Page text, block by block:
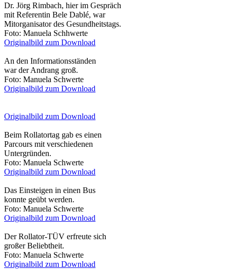
Dr. Jörg Rimbach, hier im Gespräch
mit Referentin Bele Dablé, war
Mitorganisator des Gesundheitstags.
Foto: Manuela Schhwerte
Originalbild zum Download
An den Informationsständen
war der Andrang groß.
Foto: Manuela Schwerte
Originalbild zum Download
Originalbild zum Download
Beim Rollatortag gab es einen
Parcours mit verschiedenen
Untergründen.
Foto: Manuela Schwerte
Originalbild zum Download
Das Einsteigen in einen Bus
konnte geübt werden.
Foto: Manuela Schwerte
Originalbild zum Download
Der Rollator-TÜV erfreute sich
großer Beliebtheit.
Foto: Manuela Schwerte
Originalbild zum Download